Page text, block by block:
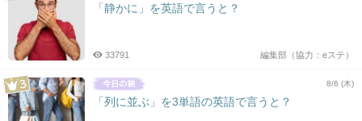
「静かに」を英語で言うと？
編集部（協力：eステ）
33791
8/6 (木)
「列に並ぶ」を3単語の英語で言うと？